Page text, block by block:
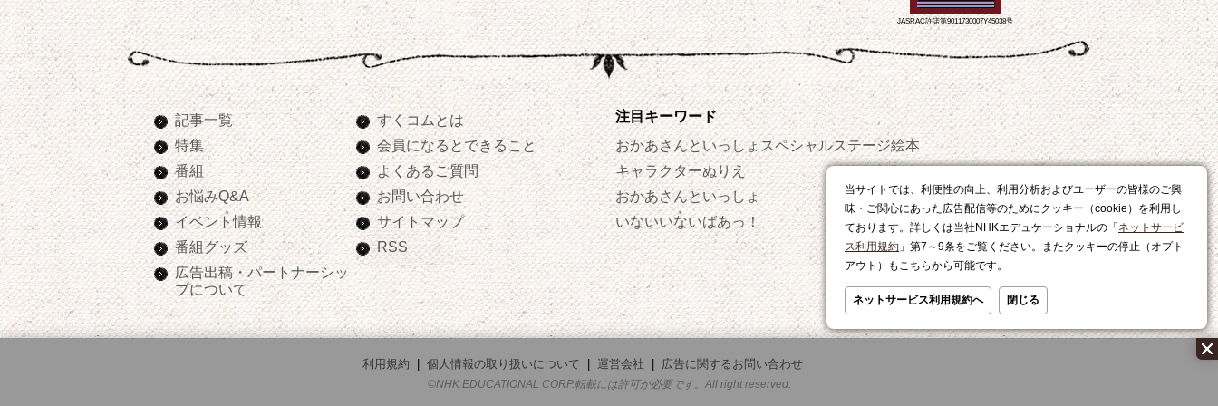
当サイトでは、利便性の向上、利用分析およびユーザーの皆様のご興
味・ご関心にあった広告配信等のためにクッキー（cookie）を利用し
ております。詳しくは当社NHKエデュケーショナルの「 ネットサービ
ス利用規約 」第7～9条をご覧ください。またクッキーの停止（オプト
アウト）もこちらから可能です。
ネットサービス利用規約へ 閉じる
JASRAC許諾第9011730007Y45038号
記事一覧
特集
番組
お悩みQ&A
イベント情報
番組グッズ
広告出稿・パートナーシッ
プについて
すくコムとは
会員になるとできること
よくあるご質問
お問い合わせ
サイトマップ
RSS
注目キーワード
おかあさんといっしょスペシャルステージ
キャラクターぬりえ
おかあさんといっしょ
いないいないばあっ！
絵本
おやつ
レシピ
利用規約 個人情報の取り扱いについて 運営会社
広告に関するお問い合わせ
©NHK EDUCATIONAL CORP.転載には許可が必要です。All right reserved.